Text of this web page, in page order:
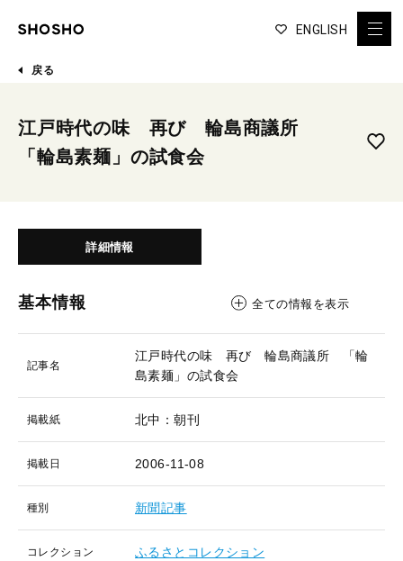
ENGLISH
戻る
江戸時代の味 再び 輪島商議所
「輪島素麺」の試食会
詳細情報
基本情報 全ての情報を表示
記事名
江戸時代の味 再び 輪島商議所 「輪
島素麺」の試食会
掲載紙 北中：朝刊
掲載日 2006-11-08
種別 新聞記事
コレクション ふるさとコレクション